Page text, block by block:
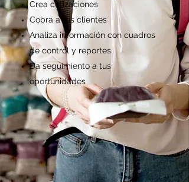
Crea cotizaciones
Cobra a tus clientes
Analiza información con cuadros
de control y reportes
Da seguimiento a tus
oportunidades